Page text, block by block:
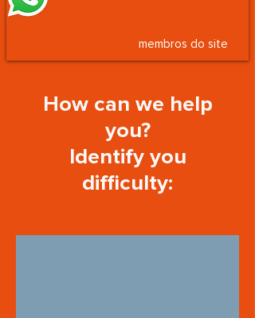
membros do site
How can we help
you?
Identify you
difficulty: